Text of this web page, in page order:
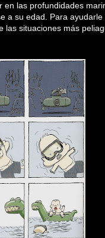
las profundidades
a su edad. Para
las situaciones más